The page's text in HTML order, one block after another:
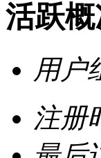
活跃
用户
注册